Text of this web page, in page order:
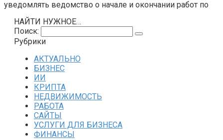
уведомлять ведомство о начале и окончании работ по
НАЙТИ НУЖНОЕ…
Поиск:
Рубрики
АКТУАЛЬНО
БИЗНЕС
ИИ
КРИПТА
НЕДВИЖИМОСТЬ
РАБОТА
САЙТЫ
УСЛУГИ ДЛЯ БИЗНЕСА
ФИНАНСЫ